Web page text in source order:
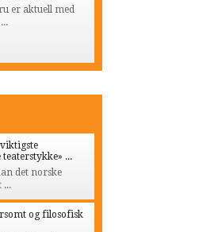
er aktuell med
...
det norske
...
og filosofisk